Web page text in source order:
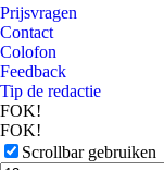
Prijsvragen
Contact
Colofon
Feedback
Tip de redactie
FOK!
FOK!
Scrollbar gebruiken